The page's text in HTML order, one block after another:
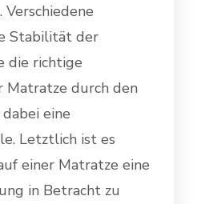
Stabilität der
die richtige
durch den
eine
Letztlich ist es
einer Matratze eine
in Betracht zu